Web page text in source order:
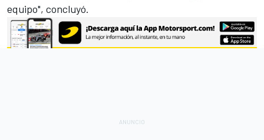
equipo", concluyó.